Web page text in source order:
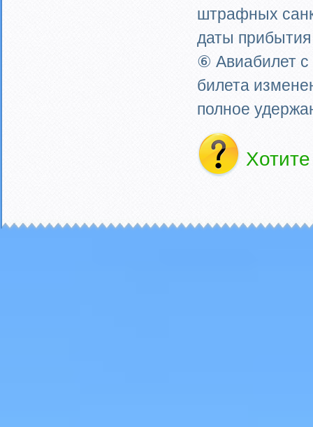
штрафных
даты
⑥ Авиабилет
билета
полное